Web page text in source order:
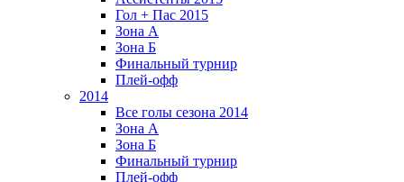
Гол + Пас 2015
Зона А
Зона Б
Финальный турнир
Плей-офф
2014
Все голы сезона 2014
Зона А
Зона Б
Финальный турнир
Плей-офф